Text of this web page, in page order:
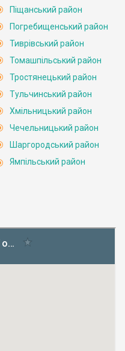
Піщанський район
Погребищенський район
Тиврівський район
Томашпільський район
Тростянецький район
Тульчинський район
Хмільницький район
Чечельницький район
Шаргородський район
Ямпільський район